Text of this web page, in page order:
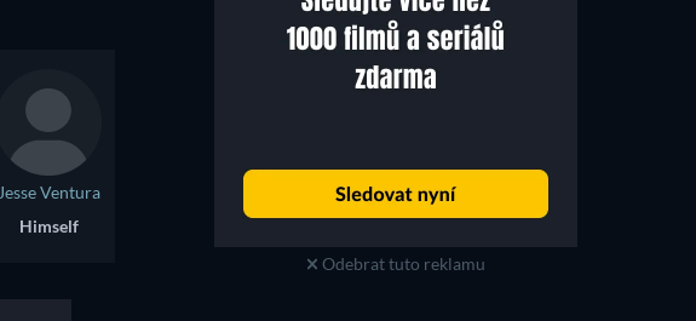
Odebrat tuto reklamu
Jesse Ventura
Himself
Jonathan Coachman